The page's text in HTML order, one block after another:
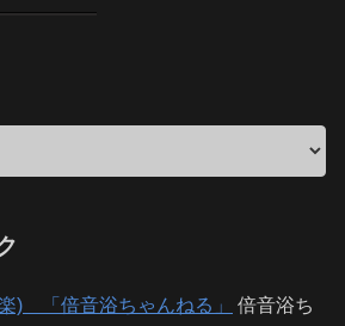
) 「倍音浴ちゃんねる」
倍音浴ち